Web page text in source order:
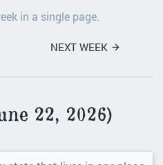
in a single page.
NEXT WEEK
22, 2026)